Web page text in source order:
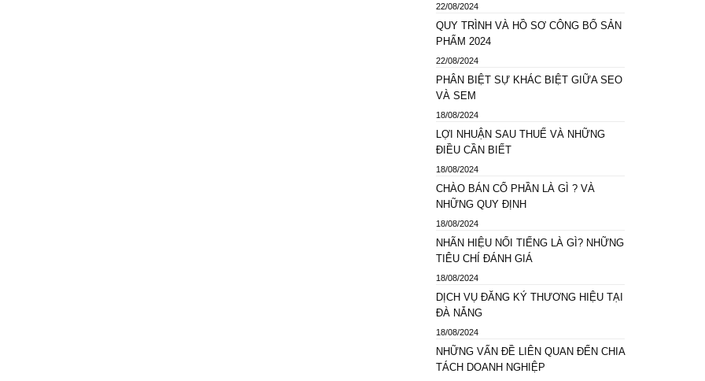
22/08/2024
QUY TRÌNH VÀ HỒ SƠ CÔNG BỐ SẢN
PHẨM 2024
22/08/2024
PHÂN BIỆT SỰ KHÁC BIỆT GIỮA SEO
VÀ SEM
18/08/2024
LỢI NHUẬN SAU THUẾ VÀ NHỮNG
ĐIỀU CẦN BIẾT
18/08/2024
CHÀO BÁN CỔ PHẦN LÀ GÌ ? VÀ
NHỮNG QUY ĐỊNH
18/08/2024
NHÃN HIỆU NỔI TIẾNG LÀ GÌ? NHỮNG
TIÊU CHÍ ĐÁNH GIÁ
18/08/2024
DỊCH VỤ ĐĂNG KÝ THƯƠNG HIỆU TẠI
ĐÀ NẴNG
18/08/2024
NHỮNG VẤN ĐỀ LIÊN QUAN ĐẾN CHIA
TÁCH DOANH NGHIỆP